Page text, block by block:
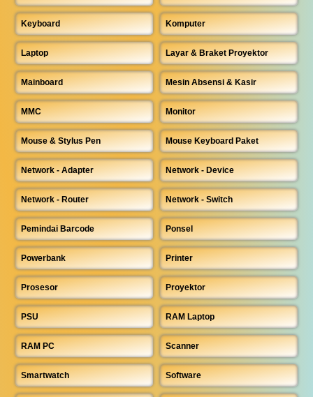
Keyboard Komputer
Laptop Layar & Braket Proyektor
Mainboard Mesin Absensi & Kasir
MMC Monitor
Mouse & Stylus Pen Mouse Keyboard Paket
Network - Adapter Network - Device
Network - Router Network - Switch
Pemindai Barcode Ponsel
Powerbank Printer
Prosesor Proyektor
PSU RAM Laptop
RAM PC Scanner
Smartwatch Software